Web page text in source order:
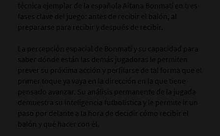
técnica ejemplar de la española Aitana Bonmatí en tres
fases clave del juego: antes de recibir el balón, al
prepararse para recibir y después de recibir.
La percepción espacial de Bonmatí y su capacidad para
saber dónde están las demás jugadoras le permiten
prever su próxima acción y perfilarse de tal forma que el
primer toque ya vaya en la dirección en la que tiene
pensado avanzar.
Su análisis permanente de la jugada
demuestra su inteligencia futbolística y le permite ir un
paso por delante a la hora de decidir cómo recibir el
balón y qué hacer con él.